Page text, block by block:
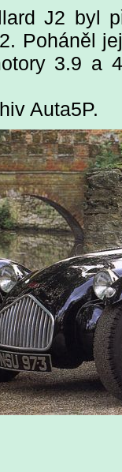
J2 byl
Poháněl
3.9 a
Auta5P.